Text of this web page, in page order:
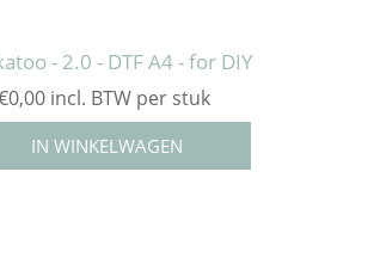
- 2.0 - DTF A4 - for DIY
incl. BTW per stuk